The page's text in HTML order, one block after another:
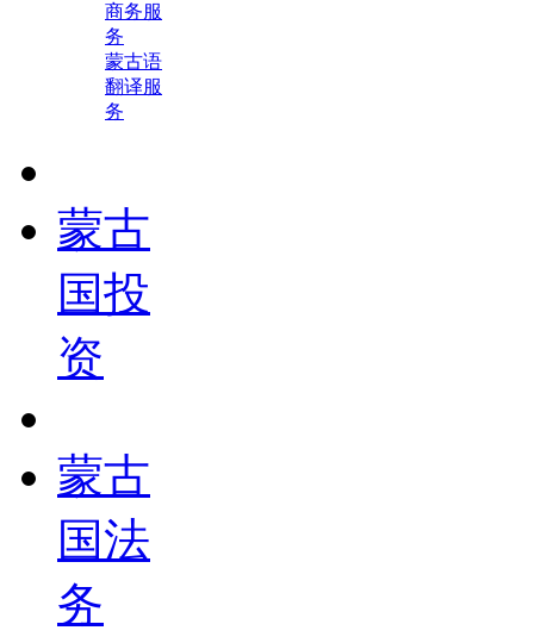
商务服
务
蒙古语
翻译服
务
蒙古
国投
资
蒙古
国法
务